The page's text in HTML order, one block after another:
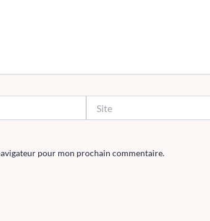
pour mon prochain commentaire.